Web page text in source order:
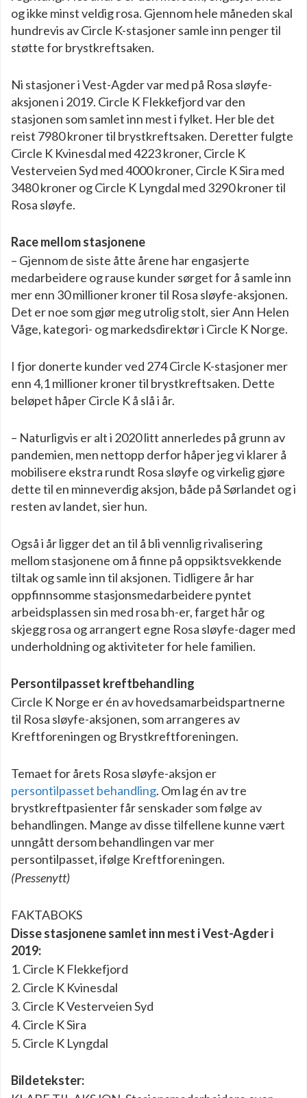
og ikke minst veldig rosa. Gjennom hele måneden skal
hundrevis av Circle K-stasjoner samle inn penger til
støtte for brystkreftsaken.
Ni stasjoner i Vest-Agder var med på Rosa sløyfe-
aksjonen i 2019. Circle K Flekkefjord var den
stasjonen som samlet inn mest i fylket. Her ble det
reist 7980 kroner til brystkreftsaken. Deretter fulgte
Circle K Kvinesdal med 4223 kroner, Circle K
Vesterveien Syd med 4000 kroner, Circle K Sira med
3480 kroner og Circle K Lyngdal med 3290 kroner til
Rosa sløyfe.
Race mellom stasjonene
– Gjennom de siste åtte årene har engasjerte
medarbeidere og rause kunder sørget for å samle inn
mer enn 30 millioner kroner til Rosa sløyfe-aksjonen.
Det er noe som gjør meg utrolig stolt, sier Ann Helen
Våge, kategori- og markedsdirektør i Circle K Norge.
I fjor donerte kunder ved 274 Circle K-stasjoner mer
enn 4,1 millioner kroner til brystkreftsaken. Dette
beløpet håper Circle K å slå i år.
– Naturligvis er alt i 2020 litt annerledes på grunn av
pandemien, men nettopp derfor håper jeg vi klarer å
mobilisere ekstra rundt Rosa sløyfe og virkelig gjøre
dette til en minneverdig aksjon, både på Sørlandet og i
resten av landet, sier hun.
Også i år ligger det an til å bli vennlig rivalisering
mellom stasjonene om å finne på oppsiktsvekkende
tiltak og samle inn til aksjonen. Tidligere år har
oppfinnsomme stasjonsmedarbeidere pyntet
arbeidsplassen sin med rosa bh-er, farget hår og
skjegg rosa og arrangert egne Rosa sløyfe-dager med
underholdning og aktiviteter for hele familien.
Persontilpasset kreftbehandling
Circle K Norge er én av hovedsamarbeidspartnerne
til Rosa sløyfe-aksjonen, som arrangeres av
Kreftforeningen og Brystkreftforeningen.
Temaet for årets Rosa sløyfe-aksjon er
persontilpasset behandling. Om lag én av tre
brystkreftpasienter får senskader som følge av
behandlingen. Mange av disse tilfellene kunne vært
unngått dersom behandlingen var mer
persontilpasset, ifølge Kreftforeningen.
(Pressenytt)
FAKTABOKS
Disse stasjonene samlet inn mest i Vest-Agder i
2019:
1. Circle K Flekkefjord
2. Circle K Kvinesdal
3. Circle K Vesterveien Syd
4. Circle K Sira
5. Circle K Lyngdal
Bildetekster: